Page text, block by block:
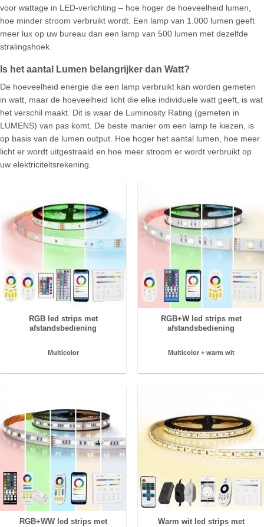
voor wattage in LED-verlichting – hoe hoger de hoeveelheid lumen,
hoe minder stroom verbruikt wordt. Een lamp van 1.000 lumen geeft
meer lux op uw bureau dan een lamp van 500 lumen met dezelfde
stralingshoek.
Is het aantal Lumen belangrijker dan Watt?
De hoeveelheid energie die een lamp verbruikt kan worden gemeten
in watt, maar de hoeveelheid licht die elke individuele watt geeft, is wat
het verschil maakt. Dit is waar de Luminosity Rating (gemeten in
LUMENS) van pas komt. De beste manier om een lamp te kiezen, is
op basis van de lumen output. Hoe hoger het aantal lumen, hoe meer
licht er wordt uitgestraald en hoe meer stroom er wordt verbruikt op
uw elektriciteitsrekening.
RGB led strips met
afstandsbediening
Multicolor
RGB+W led strips met
afstandsbediening
Multicolor + warm wit
RGB+WW led strips met Warm wit led strips met